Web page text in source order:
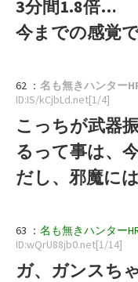
3分間1.8倍…
今までの感覚
62 ： 名も無きハンター
ID:IS/kCjbLd.net[1/4]
こっちが武器
るって事は、
だし、邪魔に
63 ： 名も無きハンター
ID:wQrU88jb0.net[1/14]
ガ、ガンスち